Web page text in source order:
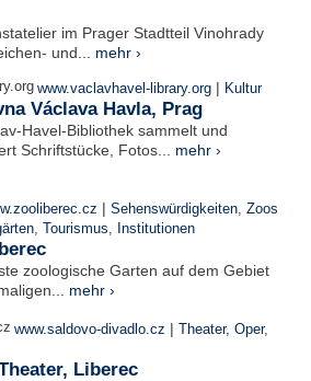
im Prager Stadtteil Vinohrady
und... mehr ›
www.vaclavhavel-library.org | Kultur
Václava Havla, Prag
Havel-Bibliothek sammelt und
Schriftstücke, Fotos... mehr ›
| Sehenswürdigkeiten, Zoos
, Tourismus, Institutionen
zoologische Garten auf dem Gebiet
mehr ›
www.saldovo-divadlo.cz | Theater, Oper,
Liberec